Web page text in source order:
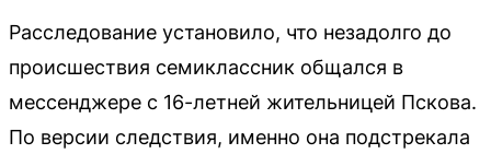
Расследование установило, что незадолго до
происшествия семиклассник общался в
мессенджере с 16-летней жительницей Пскова.
По версии следствия, именно она подстрекала